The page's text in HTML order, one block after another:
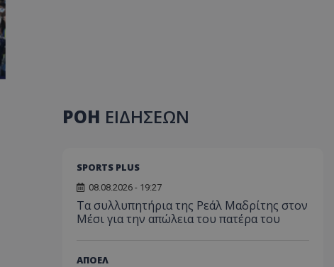
ΡΟΗ ΕΙΔΗΣΕΩΝ
SPORTS PLUS
08.08.2026 - 19:27
Τα συλλυπητήρια της Ρεάλ Μαδρίτης στον
Μέσι για την απώλεια του πατέρα του
ΑΠΟΕΛ